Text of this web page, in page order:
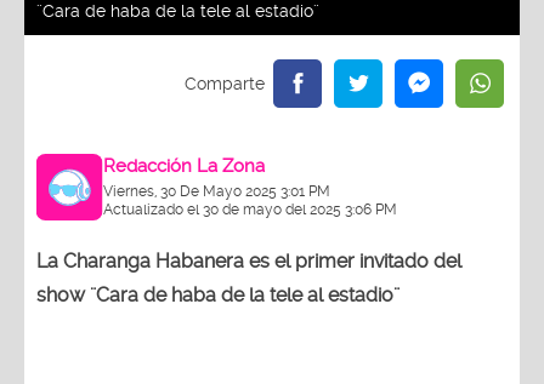
¨Cara de haba de la tele al estadio¨
Redacción La Zona
Viernes, 30 De Mayo 2025 3:01 PM
Actualizado el 30 de mayo del 2025 3:06 PM
La Charanga Habanera es el primer invitado del
show ¨Cara de haba de la tele al estadio¨